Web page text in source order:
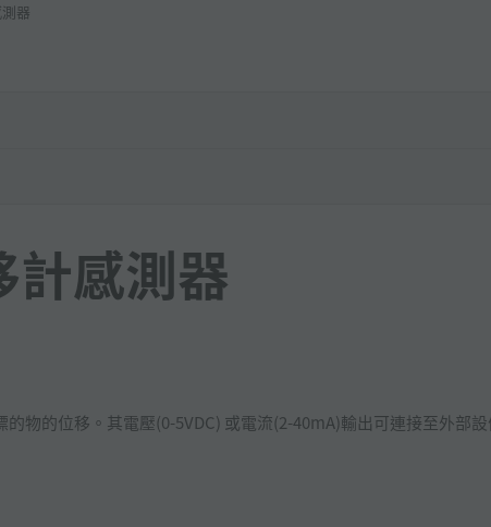
器
計感測器
的物的位移。其電壓(0-5VDC) 或電流(2-40mA)輸出可連接至外部